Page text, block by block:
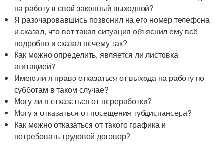
на работу в свой законный выходной?
Я разочаровавшись позвонил на его номер телефона
и сказал, что вот такая ситуация объяснил ему всё
подробно и сказал почему так?
Как можно определить, является ли листовка
агитацией?
Имею ли я право отказаться от выхода на работу по
субботам в таком случае?
Могу ли я отказаться от переработки?
Могу я отказаться от посещения тубдиспансера?
Как можно отказаться от такого графика и
потребовать трудовой договор?